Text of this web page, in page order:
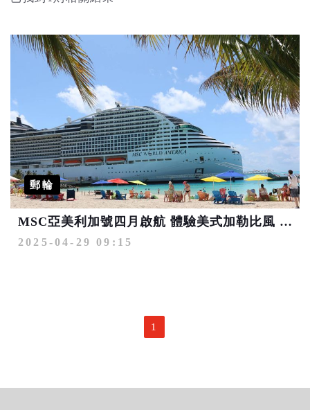
郵輪
MSC亞美利加號四月啟航 體驗美式加勒比風 探訪私密生態島嶼
2025-04-29 09:15
1